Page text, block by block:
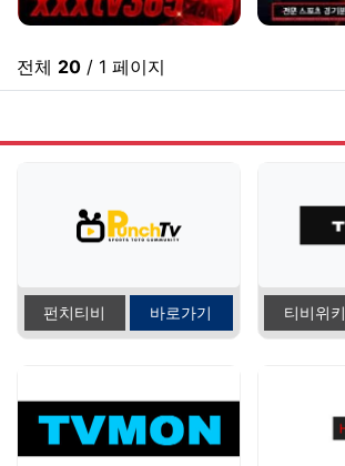
전체 20 / 1 페이지
펀치티비 바로가기 티비위키